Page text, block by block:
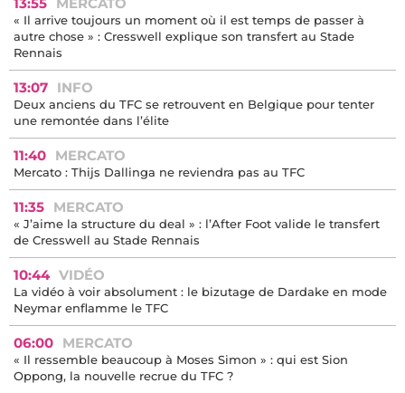
« Il arrive toujours un moment où il est temps de passer à
autre chose » : Cresswell explique son transfert au Stade
Rennais
13:07 INFO
Deux anciens du TFC se retrouvent en Belgique pour tenter
une remontée dans l’élite
11:40 MERCATO
Mercato : Thijs Dallinga ne reviendra pas au TFC
11:35 MERCATO
« J’aime la structure du deal » : l’After Foot valide le transfert
de Cresswell au Stade Rennais
10:44 VIDÉO
La vidéo à voir absolument : le bizutage de Dardake en mode
Neymar enflamme le TFC
06:00 MERCATO
« Il ressemble beaucoup à Moses Simon » : qui est Sion
Oppong, la nouvelle recrue du TFC ?